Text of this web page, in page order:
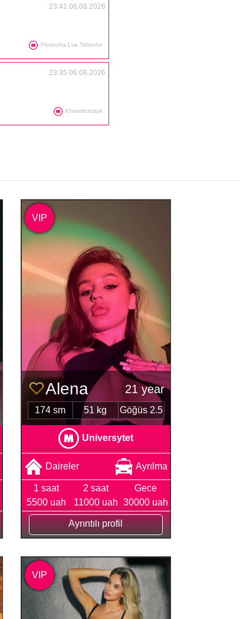
23:41 06.08.2026
Ploshcha Lva Tolstoho
23:35 06.08.2026
Khreshchatyk
Alena 21 year
174 sm 51 kg Göğüs 2.5
Universytet
Daireler Ayrılma
1 saat
5500 uah
2 saat
11000 uah
Gece
30000 uah
Ayrıntılı profil
VIP
VIP